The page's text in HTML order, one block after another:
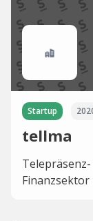
Startup
tellma